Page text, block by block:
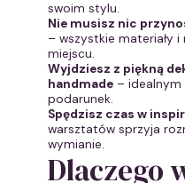
swoim stylu.
Nie musisz nic
– wszystkie materiały i
miejscu.
Wyjdziesz z piękną
handmade– idealnym
podarunek.
Spędzisz czas w
warsztatów sprzyja
wymianie.
Dlaczego